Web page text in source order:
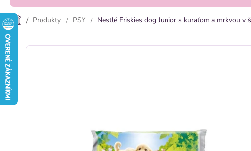
Produkty PSY Nestlé Friskies dog Junior s kuraťom a mrkvou v